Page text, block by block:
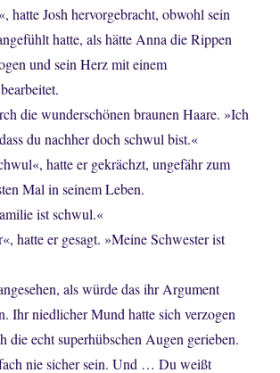
hatte Josh hervorgebracht, obwohl sein
hatte, als hätte Anna die Rippen
und sein Herz mit einem
die wunderschönen braunen Haare. »Ich
du nachher doch schwul bist.«
hatte er gekrächzt, ungefähr zum
Mal in seinem Leben.
ist schwul.«
hatte er gesagt. »Meine Schwester ist
als würde das ihr Argument
Ihr niedlicher Mund hatte sich verzogen
die echt superhübschen Augen gerieben.
nie sicher sein. Und … Du weißt